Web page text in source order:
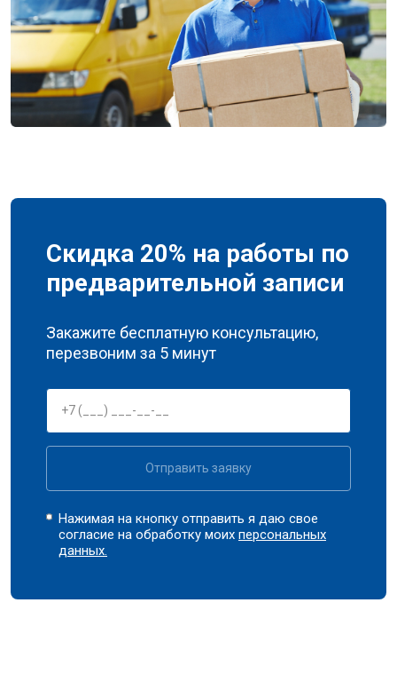
Скидка 20% на работы по
предварительной записи
Закажите бесплатную консультацию,
перезвоним за 5 минут
Отправить заявку
Нажимая на кнопку отправить я даю свое
согласие на обработку моихперсональных
данных.